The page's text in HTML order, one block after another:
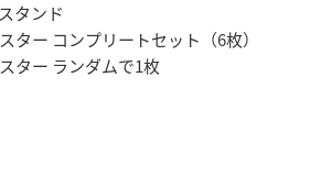
タンド
ター コンプリートセット（6枚）
ター ランダムで1枚